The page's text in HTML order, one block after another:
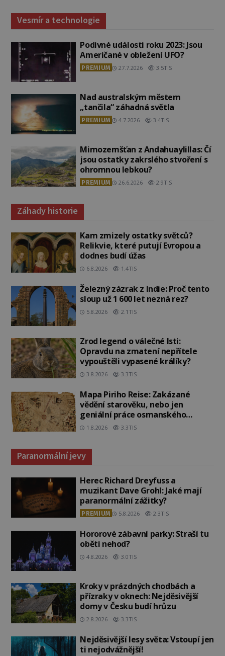
Vesmír a technologie
Podivné události roku 2023: Jsou
Američané v obležení UFO?
PREMIUM 27.7.2026 3.5TIS
Nad australským městem
„tančila“ záhadná světla
PREMIUM 4.7.2026 3.4TIS
Mimozemšťan z Andahuaylillas: Čí
jsou ostatky zakrslého stvoření s
ohromnou lebkou?
PREMIUM 26.6.2026 2.9TIS
Záhady historie
Kam zmizely ostatky světců?
Relikvie, které putují Evropou a
dodnes budí úžas
6.8.2026 1.4TIS
Železný zázrak z Indie: Proč tento
sloup už 1 600 let nezná rez?
5.8.2026 2.1TIS
Zrod legend o válečné lsti:
Opravdu na zmatení nepřítele
vypouštěli vypasené králíky?
3.8.2026 3.3TIS
Mapa Piriho Reise: Zakázané
vědění starověku, nebo jen
geniální práce osmanského
admirála?
1.8.2026 3.3TIS
Paranormální jevy
Herec Richard Dreyfuss a
muzikant Dave Grohl: Jaké mají
paranormální zážitky?
PREMIUM 5.8.2026 2.3TIS
Hororové zábavní parky: Straší tu
oběti nehod?
4.8.2026 3.0TIS
Kroky v prázdných chodbách a
přízraky v oknech: Nejděsivější
domy v Česku budí hrůzu
2.8.2026 3.3TIS
Nejděsivější lesy světa: Vstoupí jen
ti nejodvážnější!